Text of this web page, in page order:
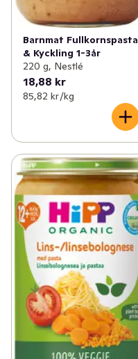
Barnmat Fullkornspasta
& Kyckling 1-3år
220 g, Nestlé
18,88 kr
85,82 kr /kg